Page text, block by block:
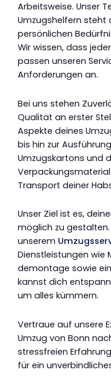
Arbeitsweise. Unser
Umzugshelfern steht
persönlichen
Wir wissen, dass
passen unseren
Anforderungen an.
Bei uns stehen
Qualität an erster
Aspekte deines
bis hin zur
Umzugskartons und
Transport deiner
Unser Ziel ist es,
möglich zu
unserem
Dienstleistungen
demontage sowie
kannst dich
um alles kümmern.
Vertraue auf unsere
Umzug von Bonn
stressfreien
für ein